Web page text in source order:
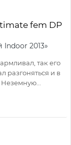
fem DP
2013»
так его
разгоняться и в